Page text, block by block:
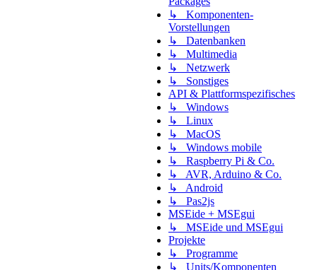
↳ Komponenten-
Vorstellungen
↳ Datenbanken
↳ Multimedia
↳ Netzwerk
↳ Sonstiges
API & Plattformspezifisches
↳ Windows
↳ Linux
↳ MacOS
↳ Windows mobile
↳ Raspberry Pi & Co.
↳ AVR, Arduino & Co.
↳ Android
↳ Pas2js
MSEide + MSEgui
↳ MSEide und MSEgui
Projekte
↳ Programme
↳ Units/Komponenten